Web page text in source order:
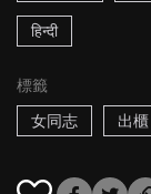
हिन्दी
標籤
女同志
出櫃